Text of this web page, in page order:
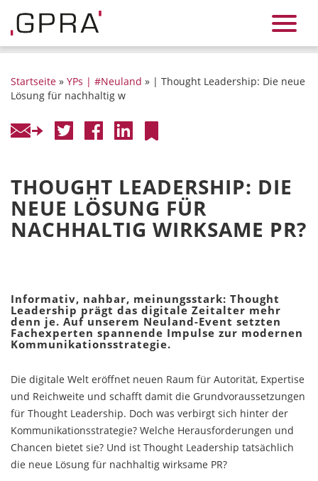
Startseite » YPs | #Neuland » | Thought Leadership: Die neue
Lösung für nachhaltig w
THOUGHT LEADERSHIP: DIE
NEUE LÖSUNG FÜR
NACHHALTIG WIRKSAME PR?
Informativ, nahbar, meinungsstark: Thought
Leadership prägt das digitale Zeitalter mehr
denn je. Auf unserem Neuland-Event setzten
Fachexperten spannende Impulse zur modernen
Kommunikationsstrategie.
Die digitale Welt eröffnet neuen Raum für Autorität, Expertise
und Reichweite und schafft damit die Grundvoraussetzungen
für Thought Leadership. Doch was verbirgt sich hinter der
Kommunikationsstrategie? Welche Herausforderungen und
Chancen bietet sie? Und ist Thought Leadership tatsächlich
die neue Lösung für nachhaltig wirksame PR?